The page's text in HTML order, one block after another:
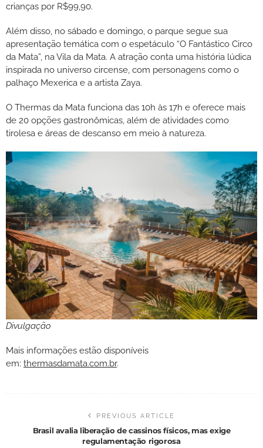
crianças por R$99,90.
Além disso, no sábado e domingo, o parque segue sua
apresentação temática com o espetáculo “O Fantástico Circo
da Mata”, na Vila da Mata. A atração conta uma história lúdica
inspirada no universo circense, com personagens como o
palhaço Mexerica e a artista Zaya.
O Thermas da Mata funciona das 10h às 17h e oferece mais
de 20 opções gastronômicas, além de atividades como
tirolesa e áreas de descanso em meio à natureza.
Divulgação
Mais informações estão disponíveis
em: thermasdamata.com.br.
PREVIOUS ARTICLE
Brasil avalia liberação de cassinos físicos, mas exige
regulamentação rigorosa